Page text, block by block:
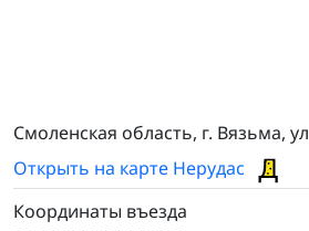
Смоленская область, г. Вязьма,
Открыть на карте Нерудас
Координаты въезда